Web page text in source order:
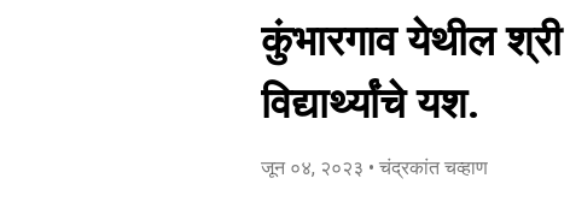
कुंभारगाव येथील श्री
विद्यार्थ्यांचे यश.
जून ०४, २०२३ • चंद्रकांत चव्हाण